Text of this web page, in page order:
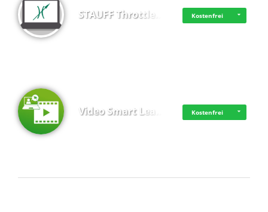
STAUFF Throttle… Kostenfrei
Video Smart Lea… Kostenfrei